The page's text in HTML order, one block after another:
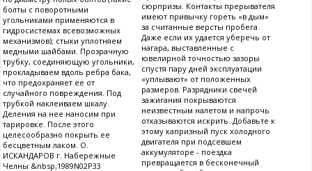
болты с поворотными
угольниками применяются в
гидросистемах всевозможных
механизмов); стыки уплотняем
медными шайбами. Прозрачную
трубку, соединяющую угольники,
прокладываем вдоль ребра бака,
что предохраняет ее от
случайного повреждения. Под
трубкой наклеиваем шкалу.
Деления на нее наносим при
тарировке. После этого
целесообразно покрыть ее
бесцветным лаком. О.
ИСКАНДАРОВ г. Набережные
Челны &nbsp;1989N02P33
сюрпризы. Контакты прерывателя
имеют привычку гореть «в дым»
за считанные версты пробега.
Даже если их удается уберечь от
нагара, выставленные с
ювелирной точностью зазоры
спустя пару дней эксплуатации
«уплывают» от положенных
размеров. Разрядники свечей
зажигания покрываются
неизвестным налетом и напрочь
отказываются искрить. Добавьте к
этому капризный пуск холодного
двигателя при подсевшем
аккумуляторе - поездка
превращается в бесконечный